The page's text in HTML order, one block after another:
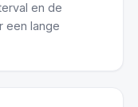
en de
een lange